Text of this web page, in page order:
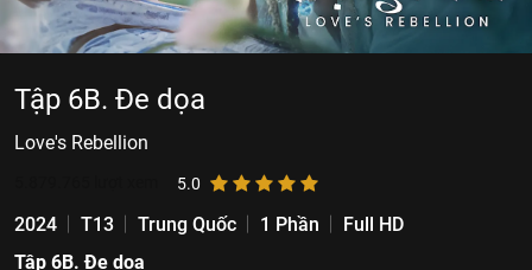
Tập 6B. Đe dọa
Love's Rebellion
5.0
2024 T13 Trung Quốc 1 Phần
Full HD
Tập 6B. Đe dọa